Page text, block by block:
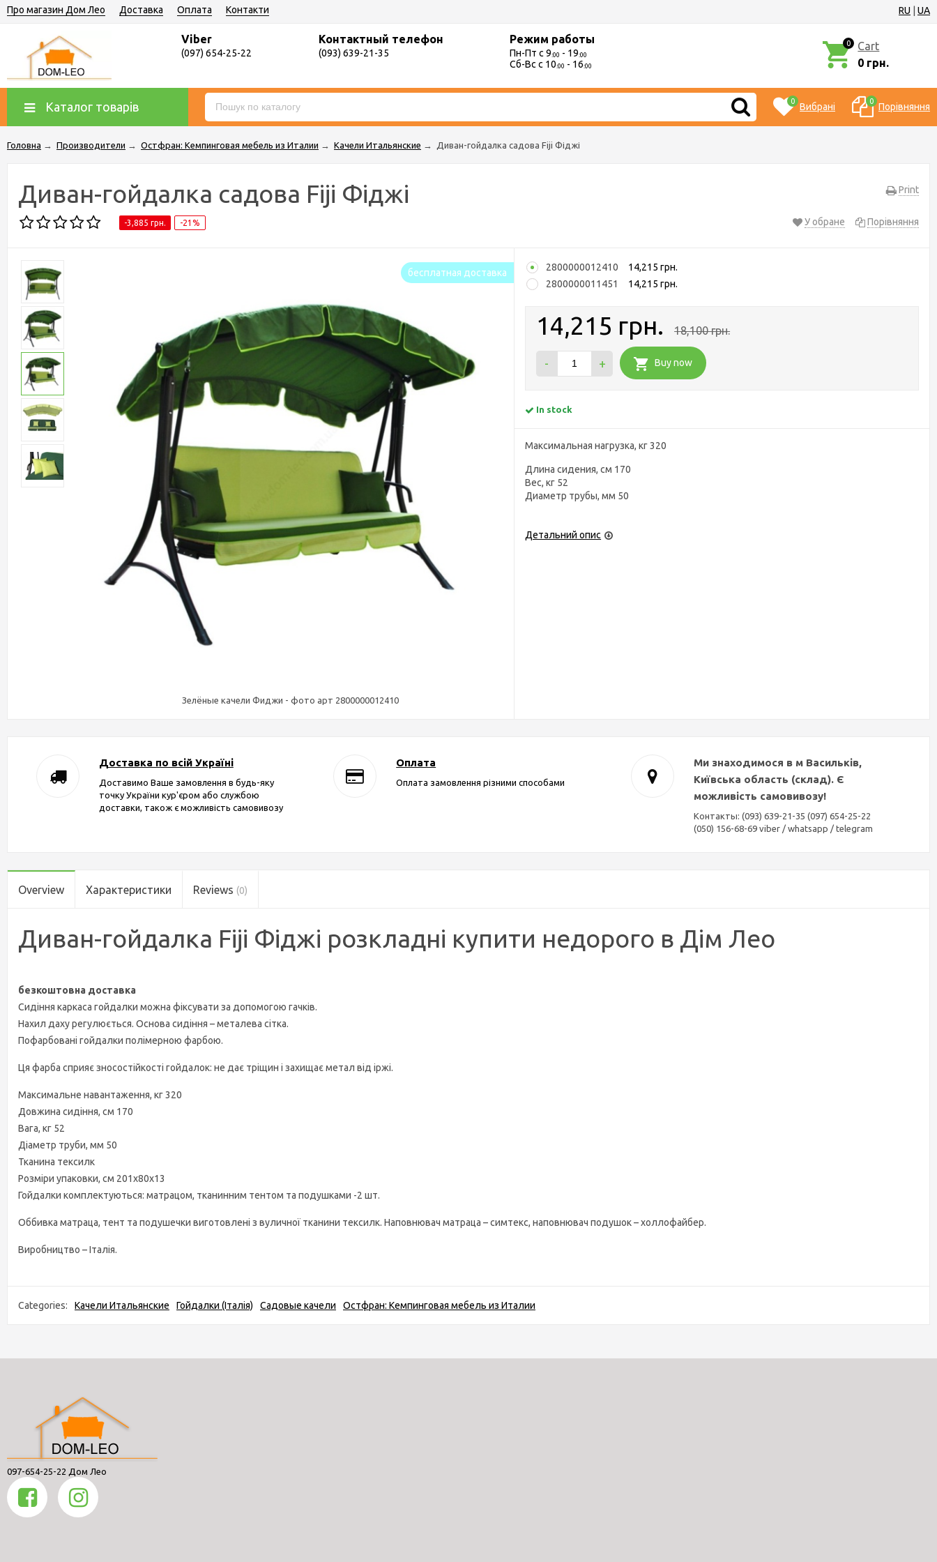
RU UA
Про магазин Дом Лео Доставка Оплата Контакти
Viber
(097) 654-25-22
Контактный телефон
(093) 639-21-35
Режим работы
Пн-Пт с 9:00 - 19:00
Сб-Вс с 10:00 - 16:00
0
Cart
0 грн.
Каталог товарів 0 Вибрані 0 Порівняння
Головна → Производители → Остфран: Кемпинговая мебель из Италии → Качели Итальянские → Диван-гойдалка cадова Fiji Фіджі
Print
Диван-гойдалка cадова Fiji Фіджі
-3,885 грн. -21% У обране Порівняння
бесплатная доставка
Зелёные качели Фиджи - фото арт 2800000012410
2800000012410
14,215 грн.
2800000011451
14,215 грн.
14,215 грн. 18,100 грн.
- + Buy now
In stock
Максимальная нагрузка, кг 320
Длина сидения, см 170
Вес, кг 52
Диаметр трубы, мм 50
Детальний опис
Доставка по всій Україні
Доставимо Ваше замовлення в будь-яку
точку України кур'єром або службою
доставки, також є можливість самовивозу
Оплата
Оплата замовлення різними способами
Ми знаходимося в м Васильків,
Київська область (склад). Є
можливість самовивозу!
Контакты: (093) 639-21-35 (097) 654-25-22
(050) 156-68-69 viber / whatsapp / telegram
Overview Характеристики Reviews (0)
Диван-гойдалка Fiji Фіджі розкладні купити недорого в Дім Лео
безкоштовна доставка
Сидіння каркаса гойдалки можна фіксувати за допомогою гачків.
Нахил даху регулюється. Основа сидіння – металева сітка.
Пофарбовані гойдалки полімерною фарбою.
Ця фарба сприяє зносостійкості гойдалок: не дає тріщин і захищає метал від іржі.
Максимальне навантаження, кг 320
Довжина сидіння, см 170
Вага, кг 52
Діаметр труби, мм 50
Тканина тексилк
Розміри упаковки, см 201х80х13
Гойдалки комплектуються: матрацом, тканинним тентом та подушками -2 шт.
Оббивка матраца, тент та подушечки виготовлені з вуличної тканини тексилк. Наповнювач матраца – симтекс, наповнювач подушок – холлофайбер.
Виробництво – Італія.
Categories: Качели Итальянские Гойдалки (Італія) Садовые качели Остфран: Кемпинговая мебель из Италии
097-654-25-22 Дом Лео